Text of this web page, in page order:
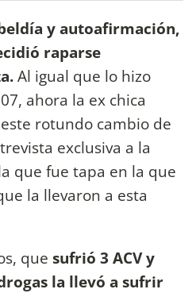
y autoafirmación,
raparse
Al igual que lo hizo
ahora la ex chica
rotundo cambio de
exclusiva a la
que fue tapa en la que
la llevaron a esta
que sufrió 3 ACV y
la llevó a sufrir